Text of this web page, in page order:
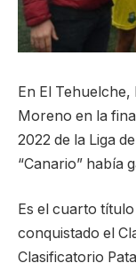
En El Tehuelche,
Moreno en la
2022 de la Liga
“Canario” había
Es el cuarto
conquistado el
Clasificatorio